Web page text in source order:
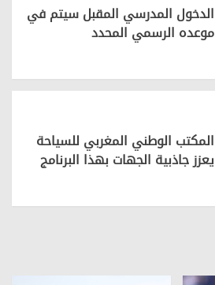
الدخول المدرسي المقبل سیتم في
موعده الرسمي المحدد
المكتب الوطني المغربي للسياحة
يعزز جاذبية الجهات بهذا البرنامج